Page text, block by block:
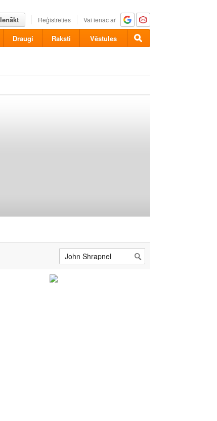
Ienākt Reģistrēties Vai ienāc ar
Draugi Raksti Vēstules